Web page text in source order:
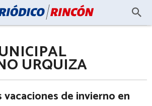
URQUIZA
de invierno en